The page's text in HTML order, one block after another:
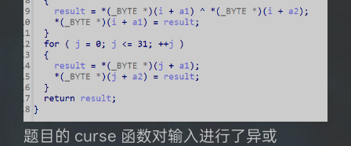
题目的 curse 函数对输入进行了异或